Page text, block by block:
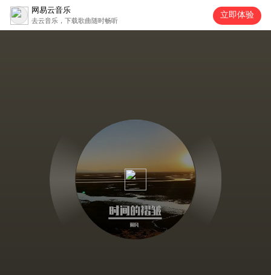
网易云音乐
去云音乐，下载歌曲随时畅听
立即体验